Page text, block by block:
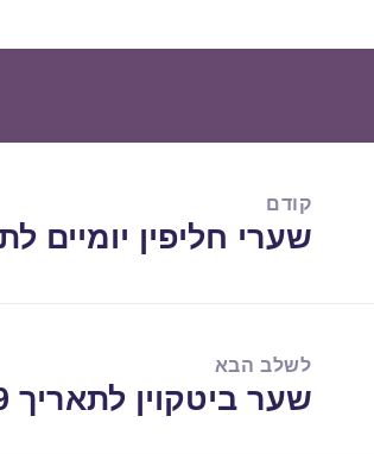
קודם
הפוסט
שערי חליפין יומיים לתאריך
לשלב הבא
הפוסט
שער ביטקוין לתאריך 29/09/2019